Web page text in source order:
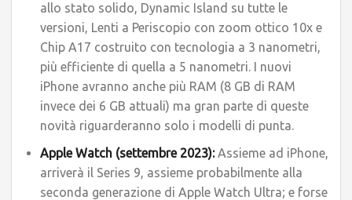
allo stato solido, Dynamic Island su tutte le
versioni, Lenti a Periscopio con zoom ottico 10x e
Chip A17 costruito con tecnologia a 3 nanometri,
più efficiente di quella a 5 nanometri. I nuovi
iPhone avranno anche più RAM (8 GB di RAM
invece dei 6 GB attuali) ma gran parte di queste
novità riguarderanno solo i modelli di punta.
Apple Watch (settembre 2023):Assieme ad iPhone,
arriverà il Series 9, assieme probabilmente alla
seconda generazione di Apple Watch Ultra; e forse